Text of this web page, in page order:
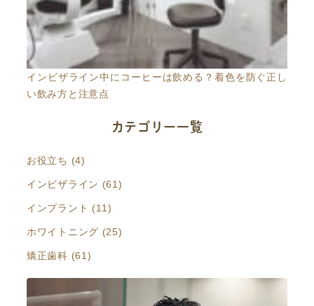
インビザライン中にコーヒーは飲める？着色を防ぐ正し
い飲み方と注意点
カテゴリー一覧
お役立ち (4)
インビザライン (61)
インプラント (11)
ホワイトニング (25)
矯正歯科 (61)